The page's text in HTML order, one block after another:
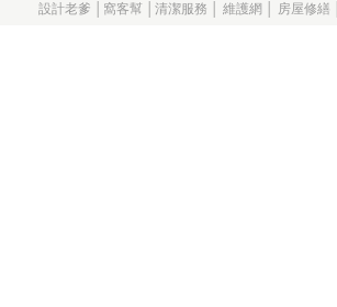
設計老爹 窩客幫 清潔服務 維護網 房屋修繕